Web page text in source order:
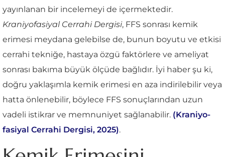
yayınlanan bir incelemeyi de içermektedir.
Kraniyofasiyal Cerrahi Dergisi, FFS sonrası kemik
erimesi meydana gelebilse de, bunun boyutu ve etkisi
cerrahi tekniğe, hastaya özgü faktörlere ve ameliyat
sonrası bakıma büyük ölçüde bağlıdır. İyi haber şu ki,
doğru yaklaşımla kemik erimesi en aza indirilebilir veya
hatta önlenebilir, böylece FFS sonuçlarından uzun
vadeli istikrar ve memnuniyet sağlanabilir. (Kraniyo-
fasiyal Cerrahi Dergisi, 2025).